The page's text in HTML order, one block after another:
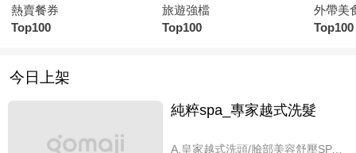
熱賣餐券
Top100
旅遊強檔
Top100
外帶美
Top100
今日上架
純粹spa_專家越式洗髮
A.皇家越式洗頭/臉部美容舒壓SPA/舒壓採耳SPA 三選一40分(手技40分) / B.越式經典足底深層保養+去足繭+精油按摩 / C.越式純粹經典套餐(臉部美容舒壓SPA/舒壓採耳SPA二選一)全程80分(手技80分) / D.越式皇家古法按摩|全身越式精油舒壓/越式古法指壓 任選全程60分(手技60分)